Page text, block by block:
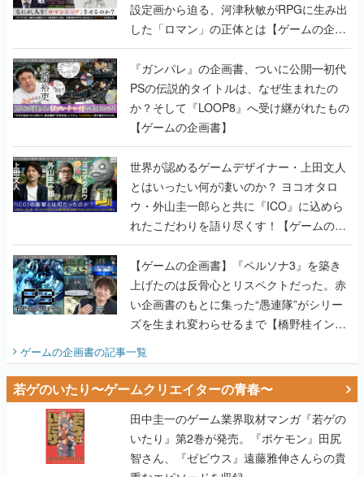
設定画から迫る、河津秋敏がRPGに生み出
した「ロマン」の正体とは【ゲームの企画
書】
『ガンパレ』の企画書、ついに公開━初代
PSの伝説的タイトルは、なぜ生まれたの
か？そして『LOOP8』へ受け継がれたもの
【ゲームの企画書】
世界が認めるゲームデザイナー・上田文人
とはいったい何が凄いのか？ ヨコオタロ
ウ・外山圭一郎らと共に『ICO』に込めら
れたこだわりを語り尽くす！【ゲームの企
画書】
【ゲームの企画書】『ペルソナ3』を築き
上げたのは反骨心とリスペクトだった。赤
い企画書のもとに集った“愚連隊”がシリー
ズを生まれ変わらせるまで【橋野桂インタ
ビュー】
ゲームの企画書の記事一覧
若ゲのいたり〜ゲームクリエイターの青春〜
田中圭一のゲーム業界取材マンガ『若ゲの
いたり』第2巻が発売。『ポケモン』田尻
智さん、『ゼビウス』遠藤雅伸さんらの貴